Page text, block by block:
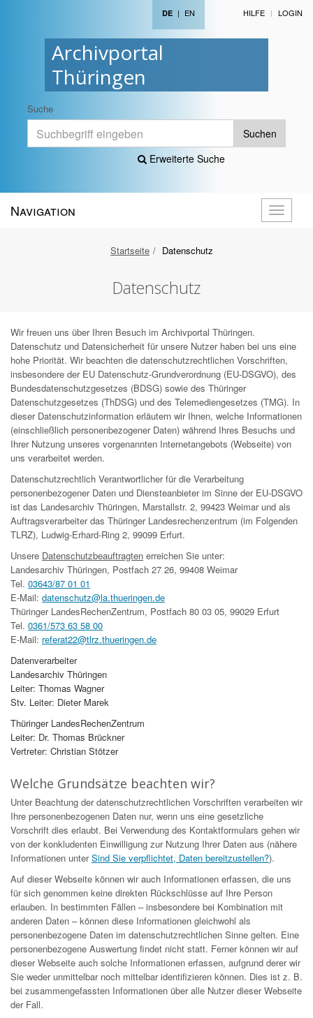
Archivportal
Thüringen
DE | EN HILFE LOGIN
Suche
Suchen
Erweiterte Suche
öffnen
Navigation
Startseite Datenschutz
Datenschutz
Wir freuen uns über Ihren Besuch im Archivportal Thüringen.
Datenschutz und Datensicherheit für unsere Nutzer haben bei uns eine
hohe Priorität. Wir beachten die datenschutzrechtlichen Vorschriften,
insbesondere der EU Datenschutz-Grundverordnung (EU-DSGVO), des
Bundesdatenschutzgesetzes (BDSG) sowie des Thüringer
Datenschutzgesetzes (ThDSG) und des Telemediengesetzes (TMG). In
dieser Datenschutzinformation erläutern wir Ihnen, welche Informationen
(einschließlich personenbezogener Daten) während Ihres Besuchs und
Ihrer Nutzung unseres vorgenannten Internetangebots (Webseite) von
uns verarbeitet werden.
Datenschutzrechtlich Verantwortlicher für die Verarbeitung
personenbezogener Daten und Diensteanbieter im Sinne der EU-DSGVO
ist das Landesarchiv Thüringen, Marstallstr. 2, 99423 Weimar und als
Auftragsverarbeiter das Thüringer Landesrechenzentrum (im Folgenden
TLRZ), Ludwig-Erhard-Ring 2, 99099 Erfurt.
Unsere Datenschutzbeauftragten erreichen Sie unter:
Landesarchiv Thüringen, Postfach 27 26, 99408 Weimar
Tel. 03643/87 01 01
E-Mail: datenschutz@la.thueringen.de
Thüringer LandesRechenZentrum, Postfach 80 03 05, 99029 Erfurt
Tel. 0361/573 63 58 00
E-Mail: referat22@tlrz.thueringen.de
Datenverarbeiter
Landesarchiv Thüringen
Leiter: Thomas Wagner
Stv. Leiter: Dieter Marek
Thüringer LandesRechenZentrum
Leiter: Dr. Thomas Brückner
Vertreter: Christian Stötzer
Welche Grundsätze beachten wir?
Unter Beachtung der datenschutzrechtlichen Vorschriften verarbeiten wir
Ihre personenbezogenen Daten nur, wenn uns eine gesetzliche
Vorschrift dies erlaubt. Bei Verwendung des Kontaktformulars gehen wir
von der konkludenten Einwilligung zur Nutzung Ihrer Daten aus (nähere
Informationen unterSind Sie verpflichtet, Daten bereitzustellen?).
Auf dieser Webseite können wir auch Informationen erfassen, die uns
für sich genommen keine direkten Rückschlüsse auf Ihre Person
erlauben. In bestimmten Fällen – insbesondere bei Kombination mit
anderen Daten – können diese Informationen gleichwohl als
personenbezogene Daten im datenschutzrechtlichen Sinne gelten. Eine
personenbezogene Auswertung findet nicht statt. Ferner können wir auf
dieser Webseite auch solche Informationen erfassen, aufgrund derer wir
Sie weder unmittelbar noch mittelbar identifizieren können. Dies ist z. B.
bei zusammengefassten Informationen über alle Nutzer dieser Webseite
der Fall.